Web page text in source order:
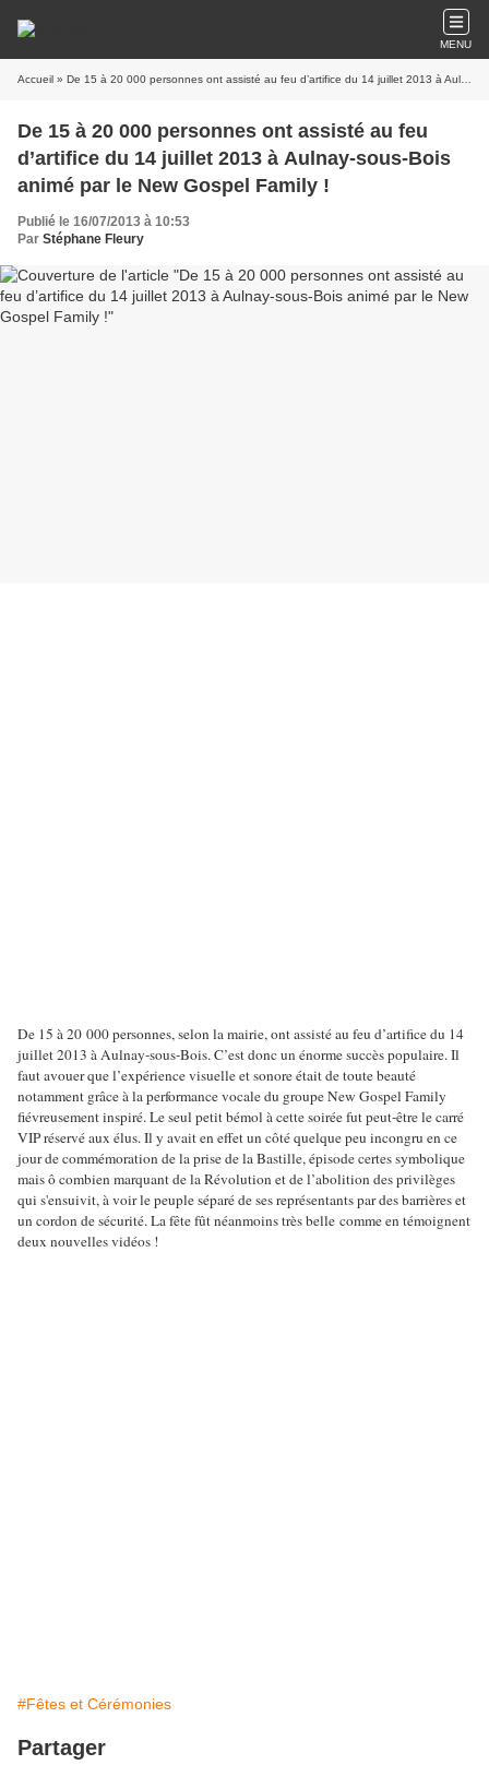
MENU
Accueil » De 15 à 20 000 personnes ont assisté au feu d’artifice du 14 juillet 2013 à Aulnay-sous-Bois animé par le New Gospel Family !
De 15 à 20 000 personnes ont assisté au feu
d’artifice du 14 juillet 2013 à Aulnay-sous-Bois
animé par le New Gospel Family !
Publié le 16/07/2013 à 10:53
Par Stéphane Fleury
De 15 à 20 000 personnes, selon la mairie, ont assisté au feu d’artifice du 14
juillet 2013 à Aulnay-sous-Bois. C’est donc un énorme succès populaire. Il
faut avouer que l’expérience visuelle et sonore était de toute beauté
notamment grâce à la performance vocale du groupe New Gospel Family
fiévreusement inspiré. Le seul petit bémol à cette soirée fut peut-être le carré
VIP réservé aux élus. Il y avait en effet un côté quelque peu incongru en ce
jour de commémoration de la prise de la Bastille, épisode certes symbolique
mais ô combien marquant de la Révolution et de l’abolition des privilèges
qui s'ensuivit, à voir le peuple séparé de ses représentants par des barrières et
un cordon de sécurité. La fête fût néanmoins très belle comme en témoignent
deux nouvelles vidéos !
#Fêtes et Cérémonies
Partager